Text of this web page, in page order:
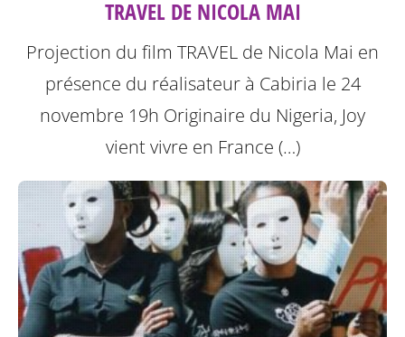
TRAVEL DE NICOLA MAI
Projection du film TRAVEL de Nicola Mai en
présence du réalisateur à Cabiria le 24
novembre 19h Originaire du Nigeria, Joy
vient vivre en France (…)